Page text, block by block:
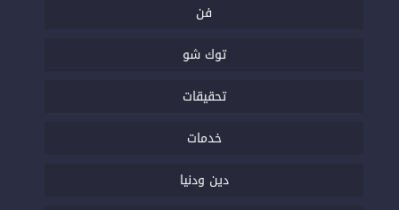
فن
توك شو
تحقيقات
خدمات
دين ودنيا